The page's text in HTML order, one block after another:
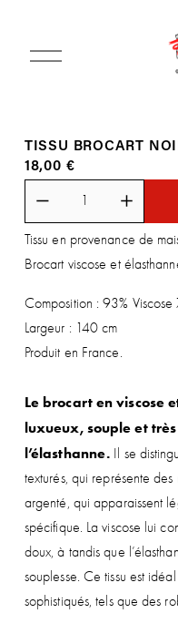
O
r
l
e
m
e
n
u
TISSU BROCART
18,00 €
Tissu en provenance de
Brocart viscose et
Composition : 93% Viscose
Largeur : 140 cm
Produit en France.
Le brocart en viscose
luxueux, souple et
l’élasthanne. Il se
texturés, qui représente
argenté, qui apparaissent
spécifique. La viscose lui
doux, à tandis que
souplesse. Ce tissu est
sophistiqués, tels que des